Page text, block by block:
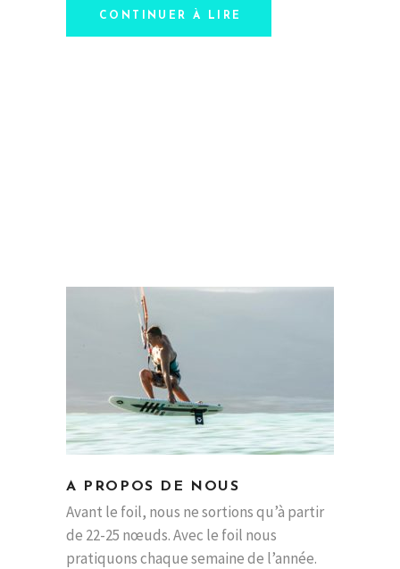
CONTINUER À LIRE
A PROPOS DE NOUS
Avant le foil, nous ne sortions qu’à partir
de 22-25 nœuds. Avec le foil nous
pratiquons chaque semaine de l’année.